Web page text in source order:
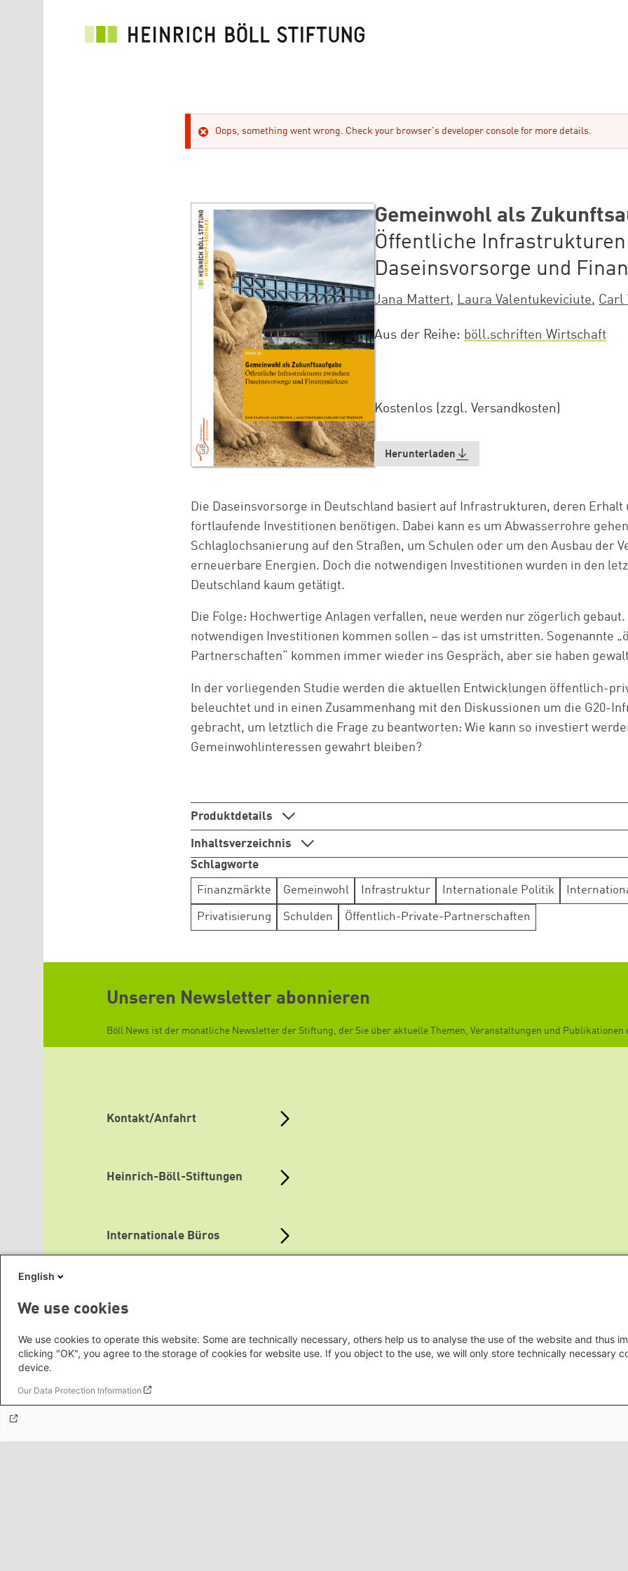
Oops, something went wrong. Check your browser's developer console for more details.
Gemeinwohl als
Öffentliche
Daseinsvorsorge und
Jana Mattert, Laura Valentukeviciute, Carl
Aus der Reihe böll.schriften Wirtschaft
Kostenlos (zzgl. Versandkosten)
Herunterladen
Die Daseinsvorsorge in Deutschland basiert auf Infrastrukturen, deren Erhalt
fortlaufende Investitionen benötigen. Dabei kann es um Abwasserrohre
Schlaglochsanierung auf den Straßen, um Schulen oder um den Ausbau der
erneuerbare Energien. Doch die notwendigen Investitionen wurden in den
Deutschland kaum getätigt.
Die Folge: Hochwertige Anlagen verfallen, neue werden nur zögerlich gebaut.
notwendigen Investitionen kommen sollen – das ist umstritten. Sogenannte
Partnerschaften“ kommen immer wieder ins Gespräch, aber sie haben
In der vorliegenden Studie werden die aktuellen Entwicklungen öffentlich-
beleuchtet und in einen Zusammenhang mit den Diskussionen um die G20-
gebracht, um letztlich die Frage zu beantworten: Wie kann so investiert
Gemeinwohlinteressen gewahrt bleiben?
Produktdetails
Inhaltsverzeichnis
Schlagworte
Finanzmärkte Gemeinwohl Infrastruktur Internationale Politik
Privatisierung Schulden Öffentlich-Private-Partnerschaften
Zum Warenkorb hinzugefügt:
Unseren Newsletter abonnieren
Böll News ist der monatliche Newsletter der Stiftung, der Sie über aktuelle Themen, Veranstaltungen und
Kontakt/Anfahrt
Heinrich-Böll-Stiftungen
Internationale Büros
Mediatheken
English
We use cookies
We use cookies to operate this website. Some are technically necessary, others help us to analyse the use of the website and thus
clicking "OK", you agree to the storage of cookies for website use. If you object to the use, we will only store technically necessary
device.
Our Data Protection Information